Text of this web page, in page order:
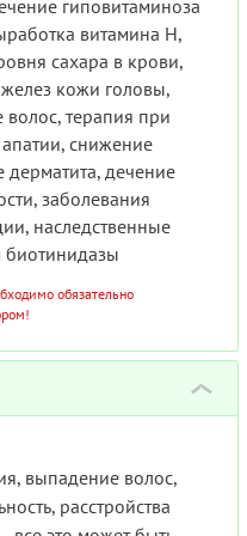
гиповитаминоза
витамина Н,
сахара в крови,
кожи головы,
волос, терапия при
снижение
дерматита, дечение
заболевания
наследственные
обязательно
›
выпадение волос,
расстройства